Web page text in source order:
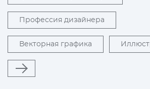
Профессия дизайнера
Векторная графика